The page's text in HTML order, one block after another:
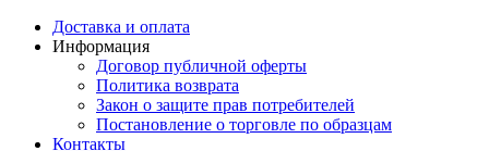
Доставка и оплата
Информация
Договор публичной оферты
Политика возврата
Закон о защите прав потребителей
Постановление о торговле по образцам
Контакты